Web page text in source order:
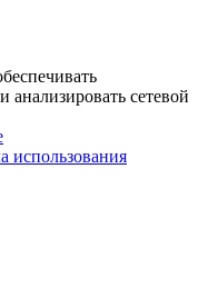
анализировать сетевой
использования